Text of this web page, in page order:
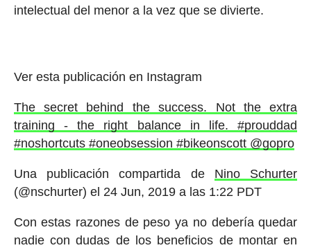
intelectual del menor a la vez que se divierte.
Ver esta publicación en Instagram
The secret behind the success. Not the extra
training - the right balance in life. #prouddad
#noshortcuts #oneobsession #bikeonscott @gopro
Una publicación compartida de Nino Schurter
(@nschurter) el 24 Jun, 2019 a las 1:22 PDT
Con estas razones de peso ya no debería quedar
nadie con dudas de los beneficios de montar en